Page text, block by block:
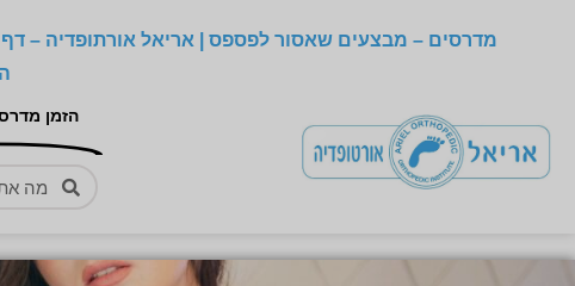
מדרסים – מבצעים שאסור לפספס | אריאל אורתופדיה –
הזמן